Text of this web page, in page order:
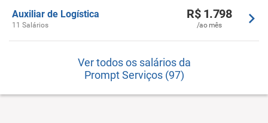
Auxiliar de Logística
11 Salários
R$ 1.798
/ao mês
Ver todos os salários da
Prompt Serviços (97)